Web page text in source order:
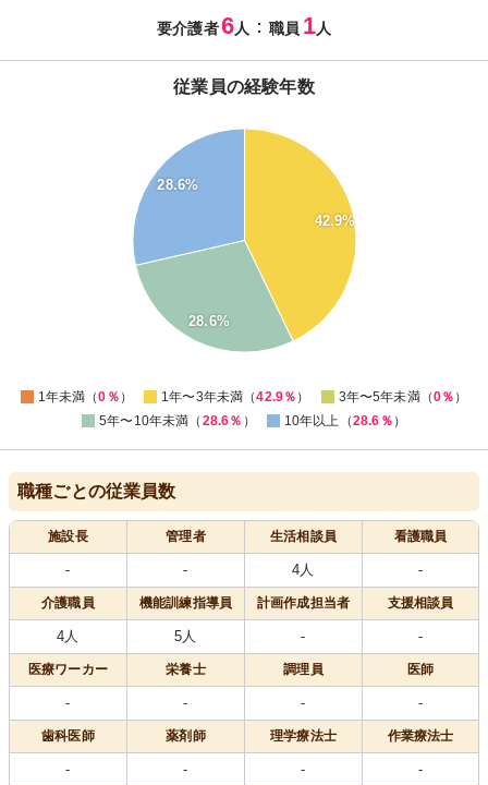
要介護者6人 ：職員 1人
従業員の経験年数
42.9%
28.6%
28.6%
1年未満（0％ ） 1年〜3年未満（42.9％ ） 3年〜5年未満（0％ ）
5年〜10年未満（ 28.6％ ） 10年以上（28.6％ ）
職種ごとの従業員数
施設長 管理者 生活相談員 看護職員
- - 4人 -
介護職員 機能訓練指導員 計画作成担当者 支援相談員
4人 5人 - -
医療ワーカー 栄養士 調理員 医師
- - - -
歯科医師 薬剤師 理学療法士 作業療法士
- - - -